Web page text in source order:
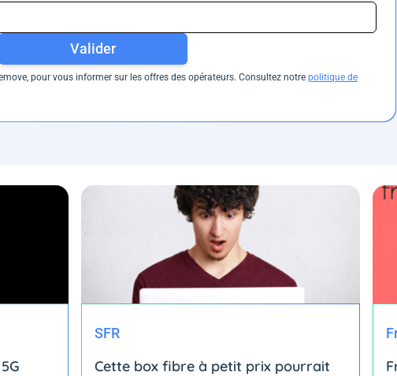
Valider
pour vous informer sur les offres des opérateurs. Consultez notre politique de
SFR
Cette box fibre à petit prix pourrait